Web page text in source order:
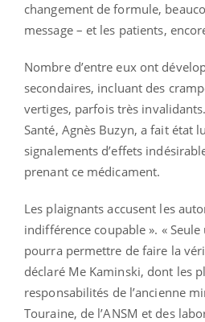
changement de formule,
message – et les patients,
Nombre d’entre eux ont
secondaires, incluant des
vertiges, parfois très
Santé, Agnès Buzyn, a fait état
signalements d’effets
prenant ce médicament.
Les plaignants accusent les
indifférence coupable ». «
pourra permettre de faire la
déclaré Me Kaminski, dont les
responsabilités de l’ancienne
Touraine, de l’ANSM et des